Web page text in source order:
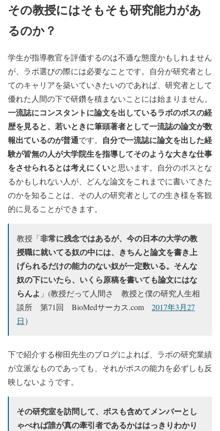
その教授にはそもそも研究能力があ
るのか？
学生が指導教官を評価するのは不遜な態度かもしれません
が、ラボ選びの際には必要なことです。自分が研究者とし
てのキャリアを築いていきたいのであれば、研究者として
優れた人間の下で研鑽を積まないことには始まりません。
一流誌にコンスタントに論文を出しているラボのボスの経
歴を見ると、若いときに筆頭著者として一流誌の論文が数
報出ているのが普通です。 自分で一流誌に論文を出した経
験が皆無の人が大学院生を指導してそのような大きな仕事
をさせられるとは考えにくいと思います。自分のボスとな
るかもしれない人が、どんな論文をこれまでに書いてきた
のかを知ることは、その人の研究者としての生き様を客観
的に見ることができます。
教授「非常に残念ではあるが、今の日本の大学の教
授職に就いてる奴の中には、きちんと論文を書き上
げられるだけの能力のない奴が一定数いる。そんな
奴の下にいたら、いくら原稿を書いても論文にはな
らんよ 」(教授だって人間さ 教授と僕の研究人生相
談所 第71回 BioMedサーカス.com 2017年3月27
日）
下で紹介する柳田先生のブログによれば、ラボの研究業績
が立派なものであっても、それがボスの能力を必ずしも反
映しないようです。
その研究室を訪問して、ボスも含めてメンバーとし
ゃべれば誰が真の牽引者であるかははっきりわかり